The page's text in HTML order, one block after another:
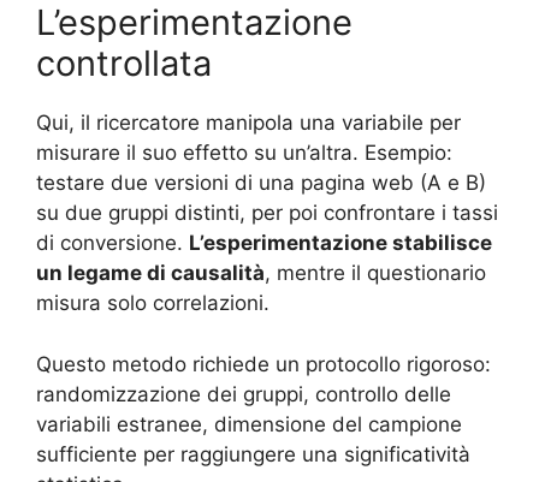
L’esperimentazione
controllata
Qui, il ricercatore manipola una variabile per
misurare il suo effetto su un’altra. Esempio:
testare due versioni di una pagina web (A e B)
su due gruppi distinti, per poi confrontare i tassi
di conversione. L’esperimentazione stabilisce
un legame di causalità, mentre il questionario
misura solo correlazioni.
Questo metodo richiede un protocollo rigoroso:
randomizzazione dei gruppi, controllo delle
variabili estranee, dimensione del campione
sufficiente per raggiungere una significatività